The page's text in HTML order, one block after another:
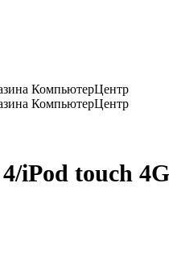
iPod touch